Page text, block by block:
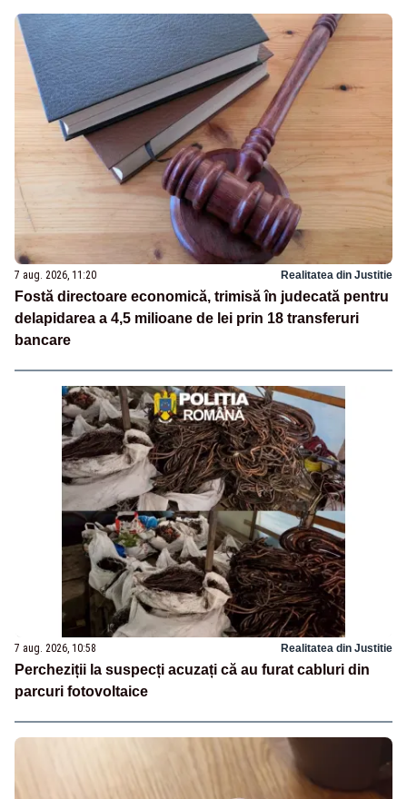
7 aug. 2026, 11:20 Realitatea din Justitie
Fostă directoare economică, trimisă în judecată pentru
delapidarea a 4,5 milioane de lei prin 18 transferuri
bancare
7 aug. 2026, 10:58 Realitatea din Justitie
Percheziții la suspecți acuzați că au furat cabluri din
parcuri fotovoltaice